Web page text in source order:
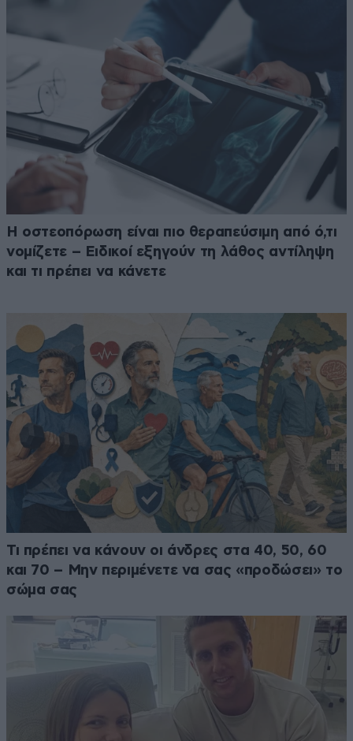
Η οστεοπόρωση είναι πιο θεραπεύσιμη από ό,τι
νομίζετε – Ειδικοί εξηγούν τη λάθος αντίληψη
και τι πρέπει να κάνετε
Τι πρέπει να κάνουν οι άνδρες στα 40, 50, 60
και 70 – Μην περιμένετε να σας «προδώσει» το
σώμα σας